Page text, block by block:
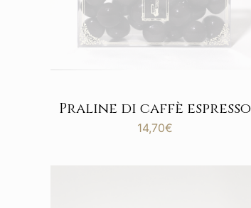
Praline di caffè espresso
14,70€